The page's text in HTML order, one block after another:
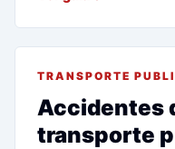
TRANSPORTE
Accidentes
transporte